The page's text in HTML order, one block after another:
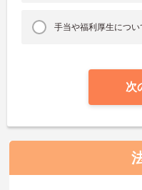
手当や福利厚生につ
次